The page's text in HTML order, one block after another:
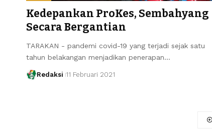
Kedepankan ProKes, Sembahyang
Secara Bergantian
TARAKAN - pandemi covid-19 yang terjadi sejak satu
tahun belakangan menjadikan penerapan…
Redaksi 11 Februari 2021